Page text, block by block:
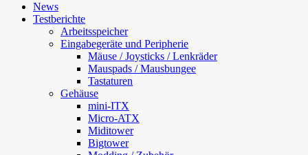
News
Testberichte
Arbeitsspeicher
Eingabegeräte und Peripherie
Mäuse / Joysticks / Lenkräder
Mauspads / Mausbungee
Tastaturen
Gehäuse
mini-ITX
Micro-ATX
Miditower
Bigtower